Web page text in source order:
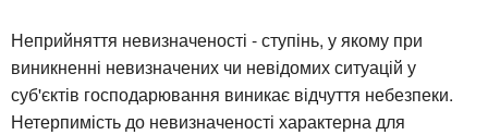
Неприйняття невизначеності - ступінь, у якому при
виникненні невизначених чи невідомих ситуацій у
суб'єктів господарювання виникає відчуття небезпеки.
Нетерпимість до невизначеності характерна для